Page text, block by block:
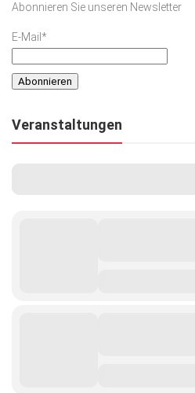
Abonnieren Sie unseren Newsletter
E-Mail*
Veranstaltungen